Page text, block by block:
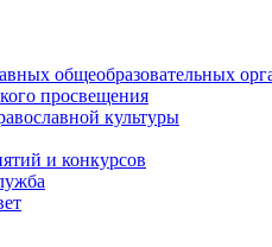
общеобразовательных
просвещения
культуры
и конкурсов